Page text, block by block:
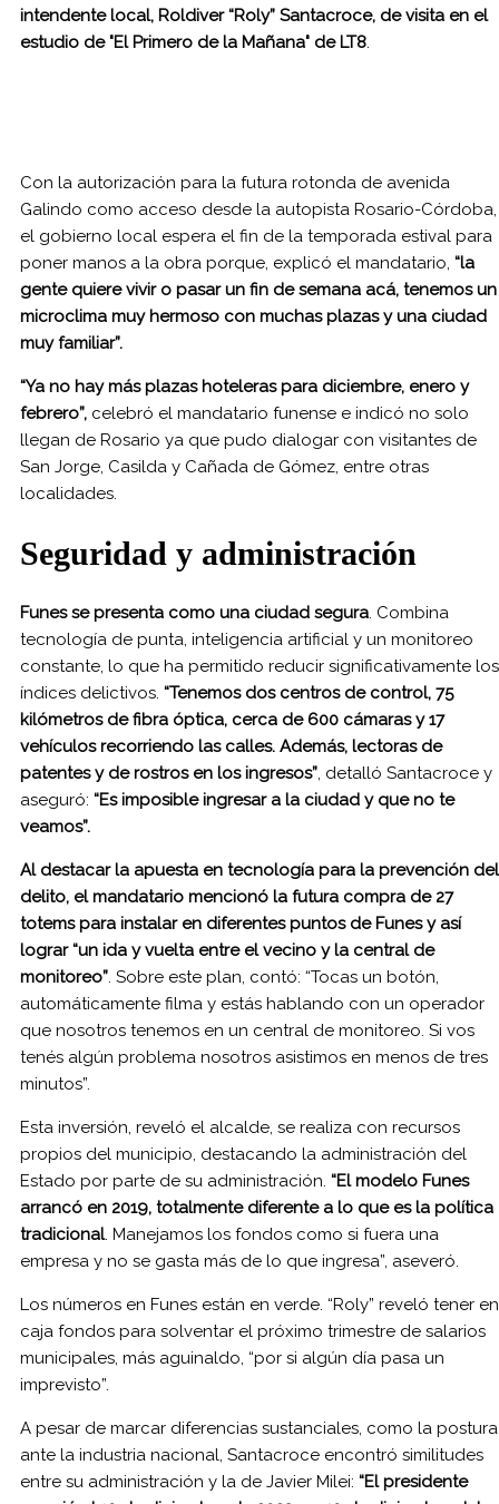
intendente local, Roldiver “Roly” Santacroce, de visita en el
estudio de "El Primero de la Mañana" de LT8.
Con la autorización para la futura rotonda de avenida
Galindo como acceso desde la autopista Rosario-Córdoba,
el gobierno local espera el fin de la temporada estival para
poner manos a la obra porque, explicó el mandatario, “la
gente quiere vivir o pasar un fin de semana acá, tenemos un
microclima muy hermoso con muchas plazas y una ciudad
muy familiar”.
“Ya no hay más plazas hoteleras para diciembre, enero y
febrero”, celebró el mandatario funense e indicó no solo
llegan de Rosario ya que pudo dialogar con visitantes de
San Jorge, Casilda y Cañada de Gómez, entre otras
localidades.
Seguridad y administración
Funes se presenta como una ciudad segura. Combina
tecnología de punta, inteligencia artificial y un monitoreo
constante, lo que ha permitido reducir significativamente los
índices delictivos. “Tenemos dos centros de control, 75
kilómetros de fibra óptica, cerca de 600 cámaras y 17
vehículos recorriendo las calles. Además, lectoras de
patentes y de rostros en los ingresos”, detalló Santacroce y
aseguró: “Es imposible ingresar a la ciudad y que no te
veamos”.
Al destacar la apuesta en tecnología para la prevención del
delito, el mandatario mencionó la futura compra de 27
totems para instalar en diferentes puntos de Funes y así
lograr “un ida y vuelta entre el vecino y la central de
monitoreo”. Sobre este plan, contó: “Tocas un botón,
automáticamente filma y estás hablando con un operador
que nosotros tenemos en un central de monitoreo. Si vos
tenés algún problema nosotros asistimos en menos de tres
minutos”.
Esta inversión, reveló el alcalde, se realiza con recursos
propios del municipio, destacando la administración del
Estado por parte de su administración. “El modelo Funes
arrancó en 2019, totalmente diferente a lo que es la política
tradicional. Manejamos los fondos como si fuera una
empresa y no se gasta más de lo que ingresa”, aseveró.
Los números en Funes están en verde. “Roly” reveló tener en
caja fondos para solventar el próximo trimestre de salarios
municipales, más aguinaldo, “por si algún día pasa un
imprevisto”.
A pesar de marcar diferencias sustanciales, como la postura
ante la industria nacional, Santacroce encontró similitudes
entre su administración y la de Javier Milei: “El presidente